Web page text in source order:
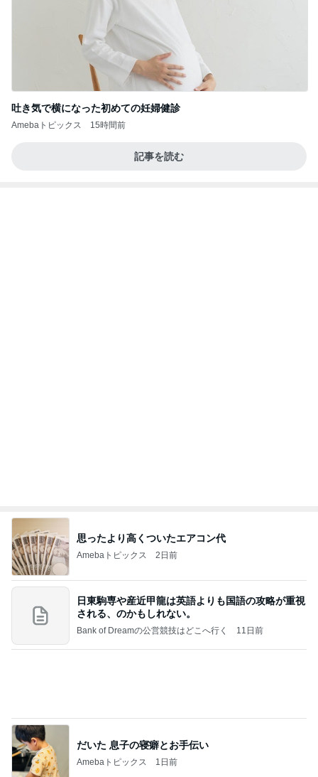
吐き気で横になった初めての妊婦健診
Amebaトピックス 15時間前
記事を読む
思ったより高くついたエアコン代
Amebaトピックス 2日前
日東駒専や産近甲龍は英語よりも国語の攻略が重視
される、のかもしれない。
Bank of Dreamの公営競技はどこへ行く 11日前
だいた 息子の寝癖とお手伝い
Amebaトピックス 1日前